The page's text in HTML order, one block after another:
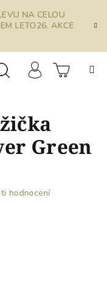
NA CELOU
LETO26. AKCE
Green
hodnocení